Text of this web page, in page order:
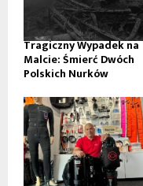
Tragiczny Wypadek na
Malcie: Śmierć Dwóch
Polskich Nurków